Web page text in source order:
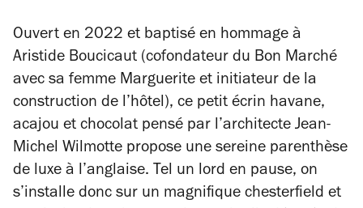
Ouvert en 2022 et baptisé en hommage à
Aristide Boucicaut (cofondateur du Bon Marché
avec sa femme Marguerite et initiateur de la
construction de l’hôtel), ce petit écrin havane,
acajou et chocolat pensé par l’architecte Jean-
Michel Wilmotte propose une sereine parenthèse
de luxe à l’anglaise. Tel un lord en pause, on
s’installe donc sur un magnifique chesterfield et